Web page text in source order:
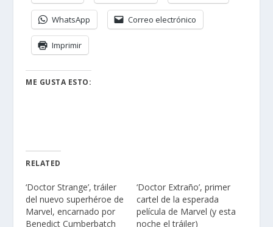
WhatsApp Correo electrónico
Imprimir
ME GUSTA ESTO:
RELATED
‘Doctor Strange’, tráiler
del nuevo superhéroe de
Marvel, encarnado por
Benedict Cumberbatch
‘Doctor Extraño’, primer
cartel de la esperada
película de Marvel (y esta
noche el tráiler)